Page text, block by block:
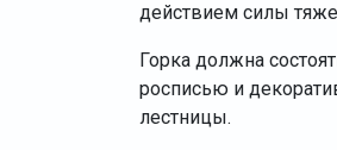
действием силы
Горка должна
росписью и
лестницы.